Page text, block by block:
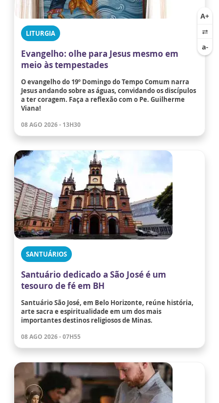
LITURGIA
Evangelho: olhe para Jesus mesmo em
meio às tempestades
O evangelho do 19º Domingo do Tempo Comum narra
Jesus andando sobre as águas, convidando os discípulos
a ter coragem. Faça a reflexão com o Pe. Guilherme
Viana!
08 AGO 2026 - 13H30
SANTUÁRIOS
Santuário dedicado a São José é um
tesouro de fé em BH
Santuário São José, em Belo Horizonte, reúne história,
arte sacra e espiritualidade em um dos mais
importantes destinos religiosos de Minas.
08 AGO 2026 - 07H55